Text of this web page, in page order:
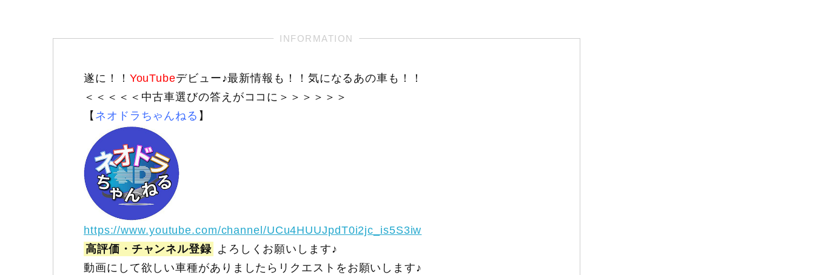
遂に！！ YouTubeデビュー♪最新情報も！！気になるあの車も！！
＜＜＜＜＜中古車選びの答えがココに＞＞＞＞＞＞
【 ネオドラちゃんねる 】
https://www.youtube.com/channel/UCu4HUUJpdT0i2jc_is5S3iw
高評価・チャンネル登録 よろしくお願いします♪
動画にして欲しい車種がありましたらリクエストをお願いします♪